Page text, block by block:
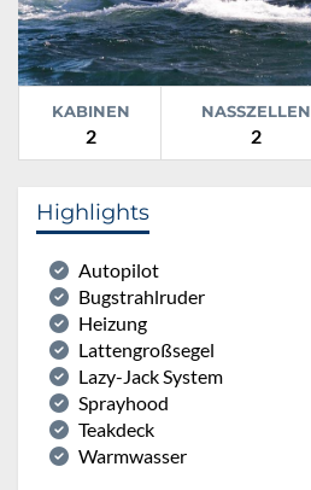
KABINEN
2
NASSZELLEN
2
Highlights
Autopilot
Bugstrahlruder
Heizung
Lattengroßsegel
Lazy-Jack System
Sprayhood
Teakdeck
Warmwasser